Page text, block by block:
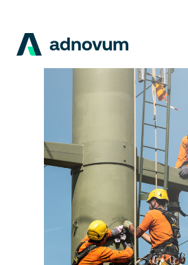
Lösungen
Insights
Unternehmen
Karriere